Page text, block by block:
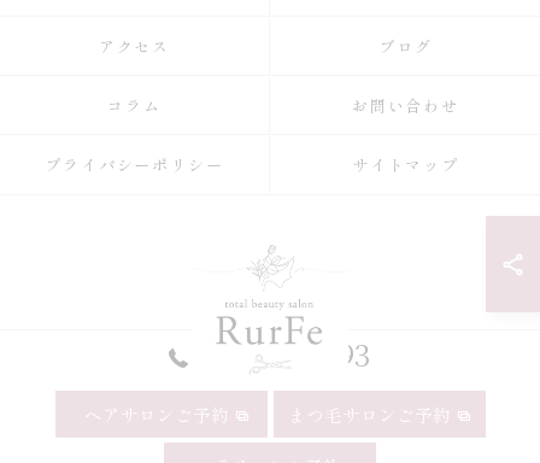
052-990-9993
ヘアサロンご予約 まつ毛サロンご予約
アクセス ブログ
コラム お問い合わせ
プライバシーポリシー サイトマップ
© 2026 愛知県昭和区の美容院ならRurFe【ルルフェ】 ALL RIGHTS